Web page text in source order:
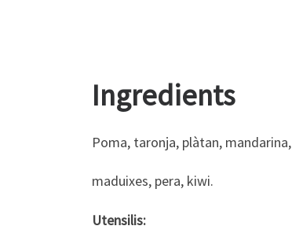
Ingredients
Poma, taronja, plàtan, mandarina,
maduixes, pera, kiwi.
Utensilis: